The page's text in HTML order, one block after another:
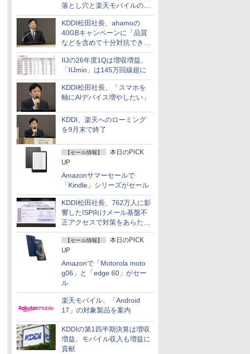
落とし穴と楽天モバイルの課
題
KDDI松田社長、ahamoの
40GBキャンペーンに「品質
などを含めて十分対抗でき
る」
IIJの26年度1Qは増収増益、
「IIJmio」は145万回線超に
KDDI松田社長、「スマホを
軸にAIデバイス増やしたい」
KDDI、楽天へのローミング
を9月末で終了
【セール情報】
本日のPICK
UP
Amazonサマーセールで
「Kindle」シリーズがセール
KDDI松田社長、762万人に影
響したISP向けメール基盤不
正アクセスで対策をあらため
て説明
【セール情報】
本日のPICK
UP
Amazonで「Motorola moto
g06」と「edge 60」がセー
ル
楽天モバイル、「Android
17」の対象製品を案内
KDDIの第1四半期決算は増収
増益、モバイル収入も増益に
貢献